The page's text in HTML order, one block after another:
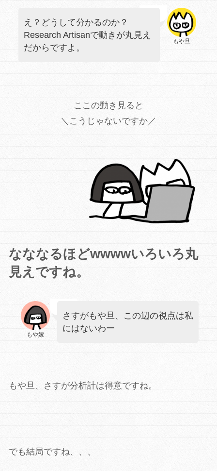
もや旦
え？どうして分かるのか？
Research Artisanで動きが丸見え
だからですよ。
ここの動き見ると
＼こうじゃないですか／
なななるほどwwwwいろいろ丸
見えですね。
もや嫁
さすがもや旦、この辺の視点は私
にはないわー
もや旦、さすが分析計は得意ですね。
でも結局ですね、、、